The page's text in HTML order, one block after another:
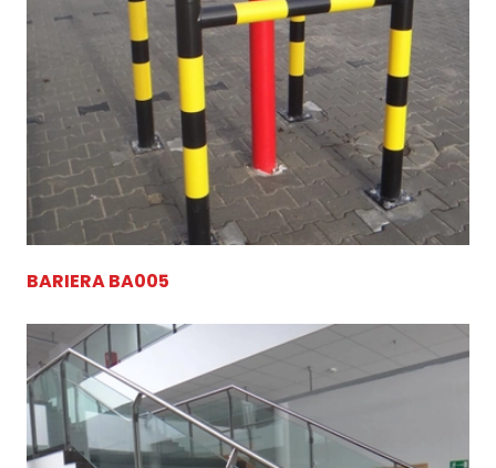
BARIERA BA005